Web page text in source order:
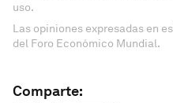
uso.
Las opiniones expresadas en
del Foro Económico Mundial.
Comparte: